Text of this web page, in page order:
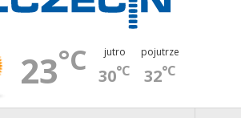
23°C jutro
30°C
pojutrze
32°C